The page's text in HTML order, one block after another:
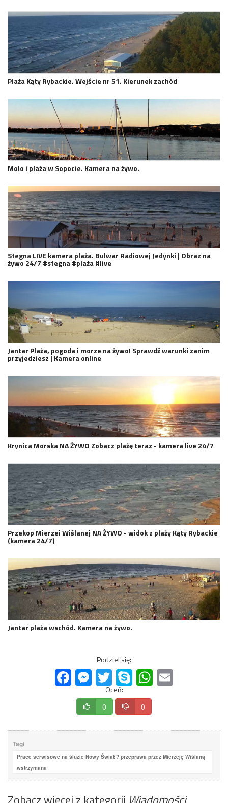
Plaża Kąty Rybackie. Wejście nr 51. Kierunek zachód
Molo i plaża w Sopocie. Kamera na żywo.
Stegna LIVE kamera plaża. Bulwar Radiowej Jedynki | Obraz na
żywo 24/7 #stegna #plaża #live
Jantar Plaża, pogoda i morze na żywo! Sprawdź warunki zanim
przyjedziesz | Kamera online
Krynica Morska NA ŻYWO Zobacz plażę teraz - kamera live 24/7
Przekop Mierzei Wiślanej NA ŻYWO - widok z plaży Kąty Rybackie
(kamera 24/7)
Jantar plaża wschód. Kamera na żywo.
Podziel się:
FacebookMessenger
Twitter Skype WhatsApp
Oceń:
0 0
Tagi
Prace serwisowe na śluzie Nowy Świat ? przeprawa przez Mierzeję Wiślaną
wstrzymana